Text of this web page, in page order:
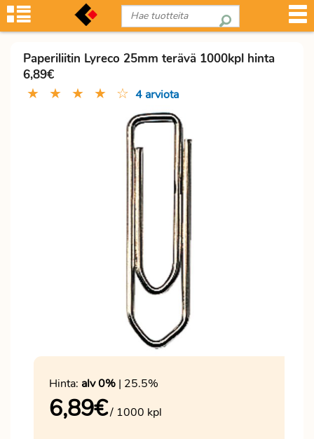
Paperiliitin Lyreco 25mm terävä 1000kpl hinta
6,89€
★ ★ ★ ★ ☆ 4 arviota
Hinta: alv 0% | 25.5%
6,89€/ 1000 kpl